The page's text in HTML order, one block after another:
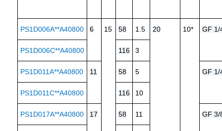
PS1D006A**A40800 6 15 58 1.5 20 10* GF 1/
PS1D006C**A40800 116 3
PS1D011A**A40800 11 58 5 GF 1/
PS1D011C**A40800 116 10
PS1D017A**A40800 17 58 11 GF 3/